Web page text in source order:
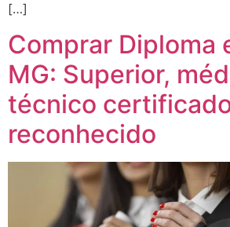
[…]
Comprar Diploma
MG: Superior,
técnico
reconhecido